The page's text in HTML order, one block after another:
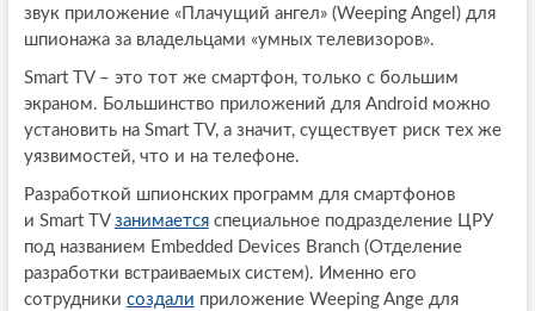
звук приложение «Плачущий ангел» (Weeping Angel) для
шпионажа за владельцами «умных телевизоров».
Smart TV – это тот же смартфон, только с большим
экраном. Большинство приложений для Android можно
установить на Smart TV, а значит, существует риск тех же
уязвимостей, что и на телефоне.
Разработкой шпионских программ для смартфонов
и Smart TV занимаетсяспециальное подразделение ЦРУ
под названием Embedded Devices Branch (Отделение
разработки встраиваемых систем). Именно его
сотрудники создали приложение Weeping Ange для